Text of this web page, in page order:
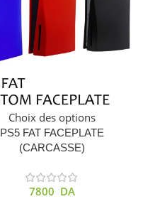
Choix des options
PS5 FAT FACEPLATE
(CARCASSE)
7800 DA